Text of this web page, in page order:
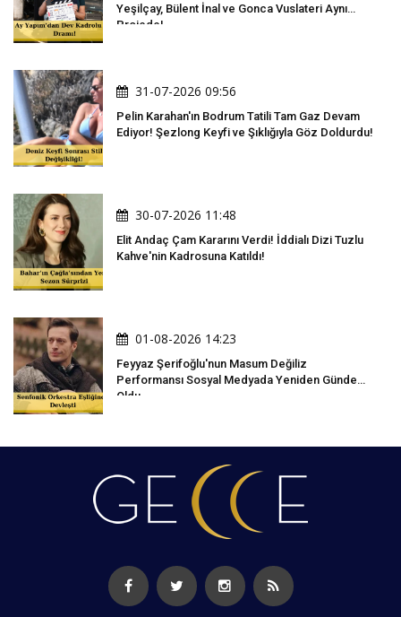
Yeşilçay, Bülent İnal ve Gonca Vuslateri Aynı
Projede!
31-07-2026 09:56
Pelin Karahan'ın Bodrum Tatili Tam Gaz Devam
Ediyor! Şezlong Keyfi ve Şıklığıyla Göz Doldurdu!
30-07-2026 11:48
Elit Andaç Çam Kararını Verdi! İddialı Dizi Tuzlu
Kahve'nin Kadrosuna Katıldı!
01-08-2026 14:23
Feyyaz Şerifoğlu'nun Masum Değiliz
Performansı Sosyal Medyada Yeniden Gündem
Oldu